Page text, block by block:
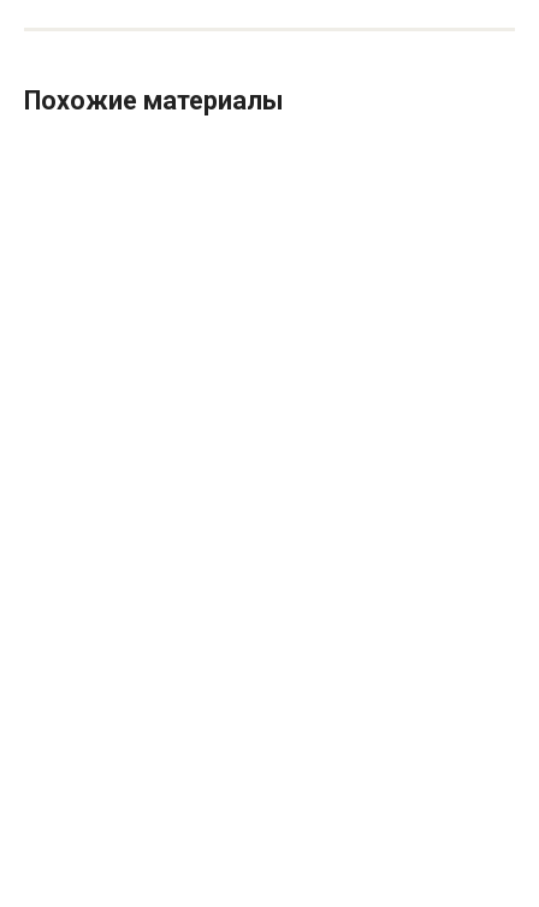
Похожие материалы